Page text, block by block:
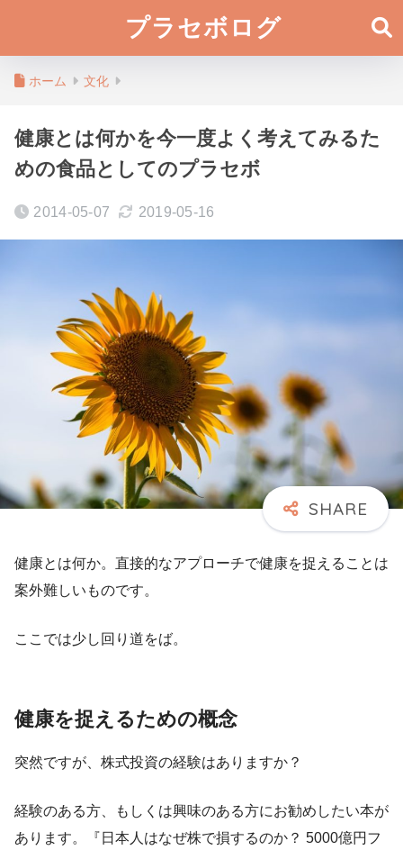
プラセボログ
ホーム 文化
健康とは何かを今一度よく考えてみるた
めの食品としてのプラセボ
2014-05-07 2019-05-16
健康とは何か。直接的なアプローチで健康を捉えることは
案外難しいものです。
ここでは少し回り道をば。
健康を捉えるための概念
突然ですが、株式投資の経験はありますか？
経験のある方、もしくは興味のある方にお勧めしたい本が
あります。『日本人はなぜ株で損するのか？ 5000億円フ